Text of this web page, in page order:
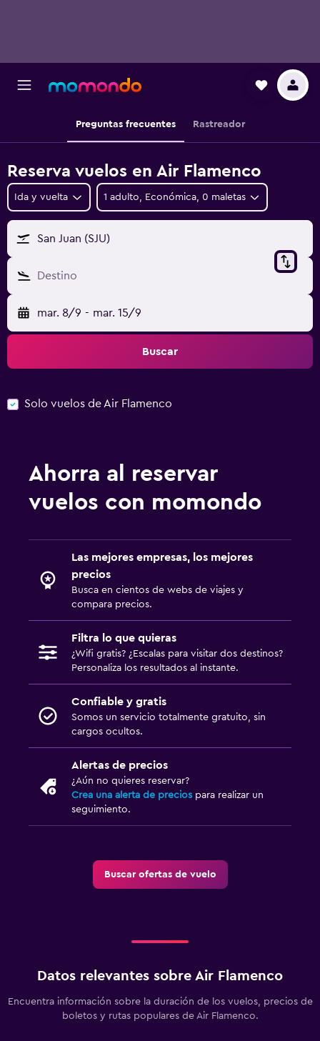
Preguntas frecuentes Rastreador
Reserva vuelos en Air Flamenco
Ida y vuelta 1 adulto, Económica, 0 maletas
San Juan (SJU)
Destino
mar. 8/9 - mar. 15/9
Buscar
Solo vuelos de Air Flamenco
Ahorra al reservar
vuelos con momondo
Las mejores empresas, los mejores
precios
Busca en cientos de webs de viajes y
compara precios.
Filtra lo que quieras
¿Wifi gratis? ¿Escalas para visitar dos destinos?
Personaliza los resultados al instante.
Confiable y gratis
Somos un servicio totalmente gratuito, sin
cargos ocultos.
Alertas de precios
¿Aún no quieres reservar?
Crea una alerta de precios para realizar un
seguimiento.
Buscar ofertas de vuelo
Datos relevantes sobre Air Flamenco
Encuentra información sobre la duración de los vuelos, precios de
boletos y rutas populares de Air Flamenco.